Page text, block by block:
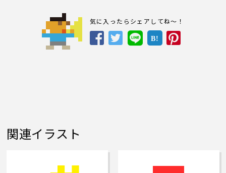
気に入ったらシェアしてね～！
B!
関連イラスト